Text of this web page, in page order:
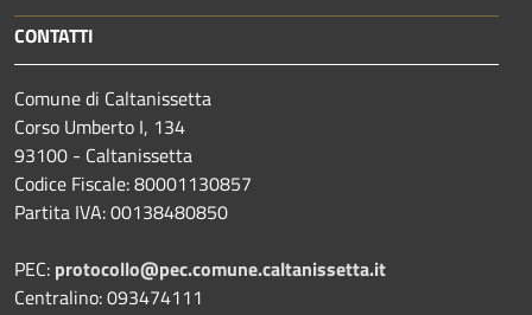
CONTATTI
Comune di Caltanissetta
Corso Umberto I, 134
93100 - Caltanissetta
Codice Fiscale: 80001130857
Partita IVA: 00138480850
PEC: protocollo@pec.comune.caltanissetta.it
Centralino: 093474111